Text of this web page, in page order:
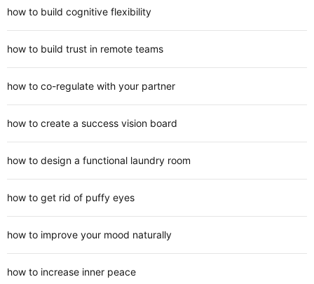
how to build cognitive flexibility
how to build trust in remote teams
how to co-regulate with your partner
how to create a success vision board
how to design a functional laundry room
how to get rid of puffy eyes
how to improve your mood naturally
how to increase inner peace